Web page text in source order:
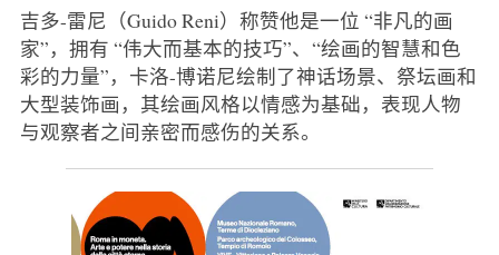
吉多-雷尼（Guido Reni）称赞他是一位 “非凡的画
家”，拥有 “伟大而基本的技巧”、“绘画的智慧和色
彩的力量”，卡洛-博诺尼绘制了神话场景、祭坛画和
大型装饰画，其绘画风格以情感为基础，表现人物
与观察者之间亲密而感伤的关系。